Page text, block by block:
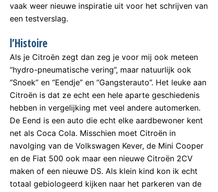
vaak weer nieuwe inspiratie uit voor het schrijven van
een testverslag.
l’Histoire
Als je Citroën zegt dan zeg je voor mij ook meteen
“hydro-pneumatische vering”, maar natuurlijk ook
“Snoek” en “Eendje” en “Gangsterauto”. Het leuke aan
Citroën is dat ze echt een hele aparte geschiedenis
hebben in vergelijking met veel andere automerken.
De Eend is een auto die echt elke aardbewoner kent
net als Coca Cola. Misschien moet Citroën in
navolging van de Volkswagen Kever, de Mini Cooper
en de Fiat 500 ook maar een nieuwe Citroën 2CV
maken of een nieuwe DS. Als klein kind kon ik echt
totaal gebiologeerd kijken naar het parkeren van de